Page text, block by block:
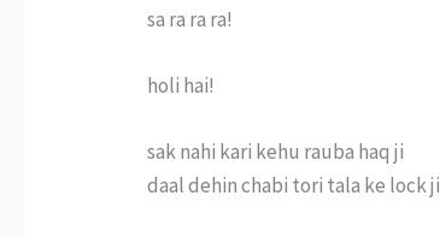
sa ra ra ra!
holi hai!
sak nahi kari kehu rauba haq ji
daal dehin chabi tori tala ke lock ji